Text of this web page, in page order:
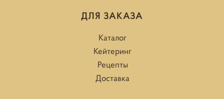
ДЛЯ ЗАКАЗА
Каталог
Кейтеринг
Рецепты
Доставка